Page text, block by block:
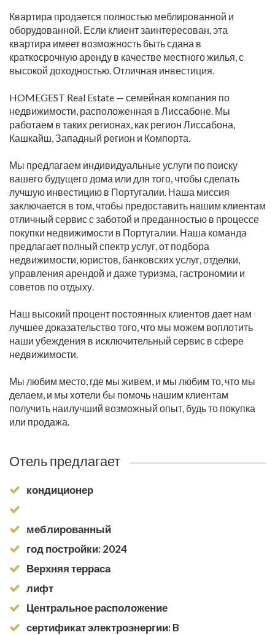
Квартира продается полностью меблированной и
оборудованной. Если клиент заинтересован, эта
квартира имеет возможность быть сдана в
краткосрочную аренду в качестве местного жилья, с
высокой доходностью. Отличная инвестиция.
HOMEGEST Real Estate — семейная компания по
недвижимости, расположенная в Лиссабоне. Мы
работаем в таких регионах, как регион Лиссабона,
Кашкайш, Западный регион и Компорта.
Мы предлагаем индивидуальные услуги по поиску
вашего будущего дома или для того, чтобы сделать
лучшую инвестицию в Португалии. Наша миссия
заключается в том, чтобы предоставить нашим клиентам
отличный сервис с заботой и преданностью в процессе
покупки недвижимости в Португалии. Наша команда
предлагает полный спектр услуг, от подбора
недвижимости, юристов, банковских услуг, отделки,
управления арендой и даже туризма, гастрономии и
советов по отдыху.
Наш высокий процент постоянных клиентов дает нам
лучшее доказательство того, что мы можем воплотить
наши убеждения в исключительный сервис в сфере
недвижимости.
Мы любим место, где мы живем, и мы любим то, что мы
делаем, и мы хотели бы помочь нашим клиентам
получить наилучший возможный опыт, будь то покупка
или продажа.
Отель предлагает
кондиционер
меблированный
год постройки: 2024
Верхняя терраса
лифт
Центральное расположение
сертификат электроэнергии: B